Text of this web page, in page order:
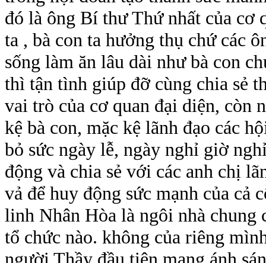
đó là ông Bí thư Thứ nhất của
ta , bà con ta hưởng thụ chứ các
sống làm ăn lâu dài như bà con
thì tận tình giúp đỡ cùng chia sẻ
vai trò của cơ quan đại diện, còn
kệ bà con, mặc kệ lãnh đạo các
bỏ sức ngày lễ, ngày nghỉ giờ
động và chia sẻ với các anh chị
vả để huy động sức mạnh của cả
linh Nhân Hòa là ngôi nhà chung
tổ chức nào. không của riêng